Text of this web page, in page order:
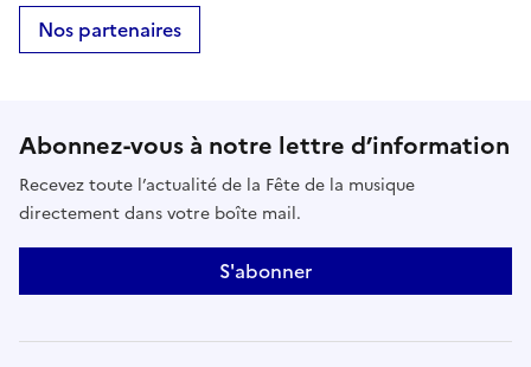
Nos partenaires
Abonnez-vous à notre lettre d’information
Recevez toute l’actualité de la Fête de la musique
directement dans votre boîte mail.
S'abonner